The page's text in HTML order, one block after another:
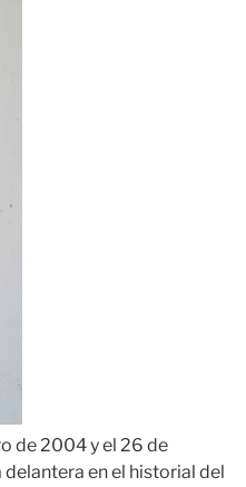
de 2004 y el 26 de
en el historial del